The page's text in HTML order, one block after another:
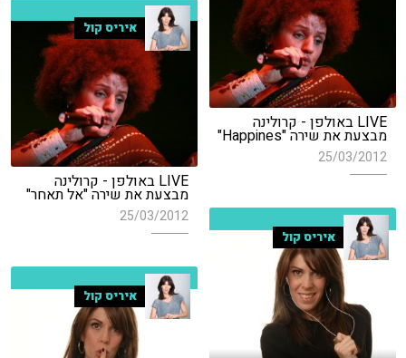
LIVE באולפן - קרולינה
מבצעת את שירה "Happines"
25/03/2012
איריס קול
LIVE באולפן - קרולינה
מבצעת את שירה "אל תאחר"
25/03/2012
איריס קול
איריס קול